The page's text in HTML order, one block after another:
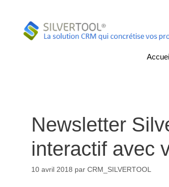
contenu
Newsletter
interactif avec
10 avril 2018 par CRM_SILVERTOOL